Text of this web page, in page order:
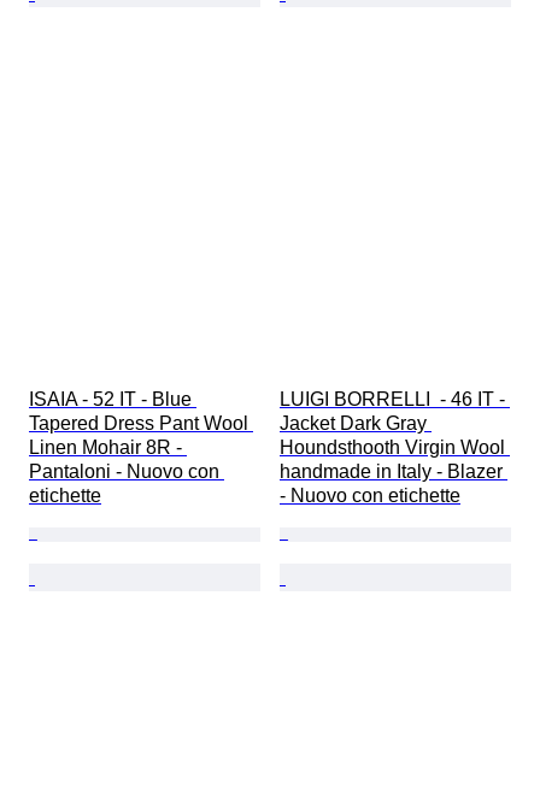
ISAIA - 52 IT - Blue
Tapered Dress Pant Wool
Linen Mohair 8R -
Pantaloni - Nuovo con
etichette
LUIGI BORRELLI  - 46 IT -
Jacket Dark Gray
Houndsthooth Virgin Wool
handmade in Italy - Blazer
- Nuovo con etichette